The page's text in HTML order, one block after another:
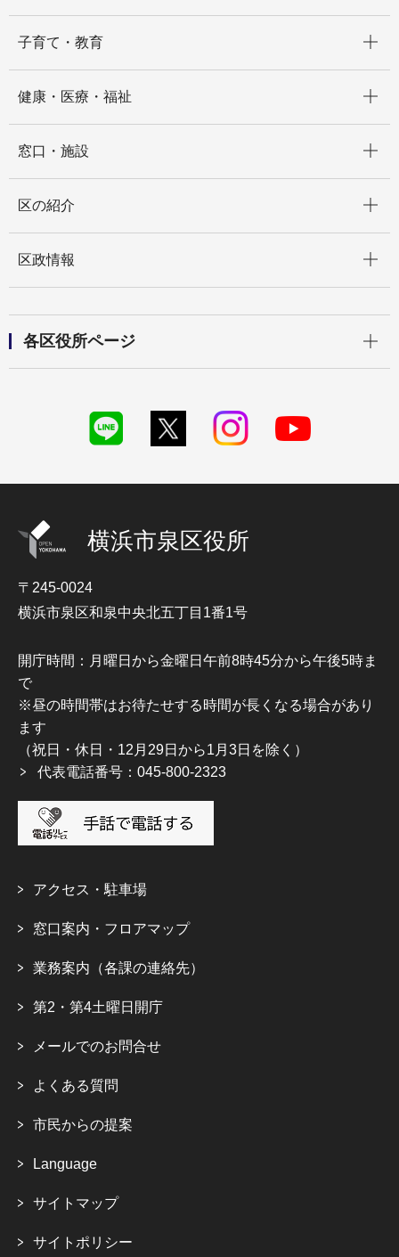
子育て・教育
健康・医療・福祉
窓口・施設
区の紹介
区政情報
各区役所ページ
横浜市泉区役所
〒245-0024
横浜市泉区和泉中央北五丁目1番1号
開庁時間：月曜日から金曜日午前8時45分から午後5時ま
で
※昼の時間帯はお待たせする時間が長くなる場合があり
ます
（祝日・休日・12月29日から1月3日を除く）
代表電話番号：045-800-2323
アクセス・駐車場
窓口案内・フロアマップ
業務案内（各課の連絡先）
第2・第4土曜日開庁
メールでのお問合せ
よくある質問
市民からの提案
Language
サイトマップ
サイトポリシー